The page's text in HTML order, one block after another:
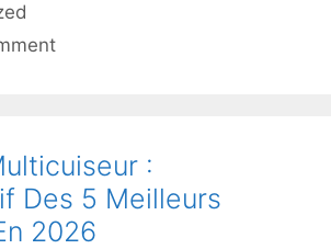
:
Des 5 Meilleurs
2026